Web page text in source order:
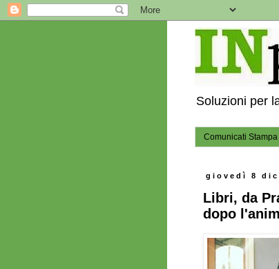
Soluzioni per
Comunicati Stampa
giovedì 8
Libri, da
dopo